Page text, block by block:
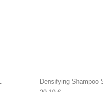
Densifying Shampoo